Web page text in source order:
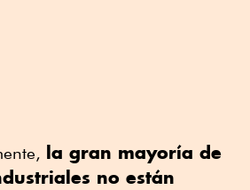
la gran mayoría de
no están